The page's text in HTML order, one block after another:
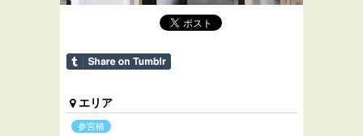
エリア
参宮橋